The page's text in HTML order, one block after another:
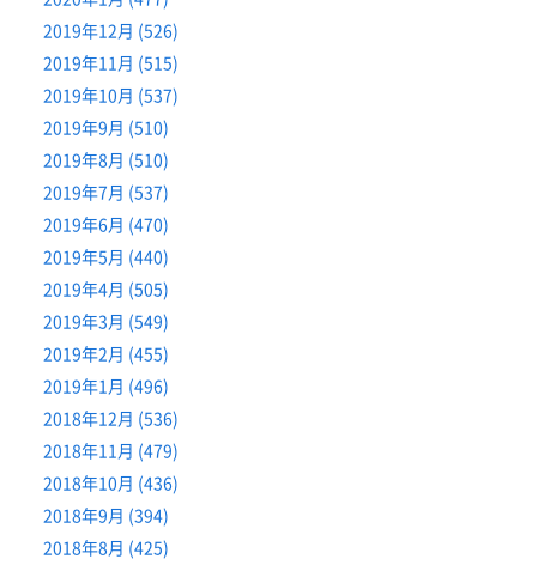
2019年12月 (526)
2019年11月 (515)
2019年10月 (537)
2019年9月 (510)
2019年8月 (510)
2019年7月 (537)
2019年6月 (470)
2019年5月 (440)
2019年4月 (505)
2019年3月 (549)
2019年2月 (455)
2019年1月 (496)
2018年12月 (536)
2018年11月 (479)
2018年10月 (436)
2018年9月 (394)
2018年8月 (425)